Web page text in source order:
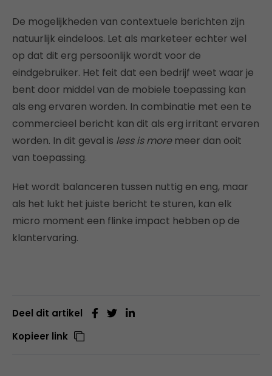
De mogelijkheden van contextuele berichten zijn
natuurlijk eindeloos. Let als marketeer echter wel
op dat dit erg persoonlijk wordt voor de
eindgebruiker. Het feit dat een bedrijf weet waar je
bent door middel van de mobiele toepassing kan
als eng ervaren worden. In combinatie met een te
commercieel bericht kan dit als erg irritant ervaren
worden. In dit geval is less is moremeer dan ooit
van toepassing.
Het wordt balanceren tussen nuttig en eng, maar
als het lukt het juiste bericht te sturen, kan elk
micro moment een flinke impact hebben op de
klantervaring.
Deel dit artikel
Kopieer link